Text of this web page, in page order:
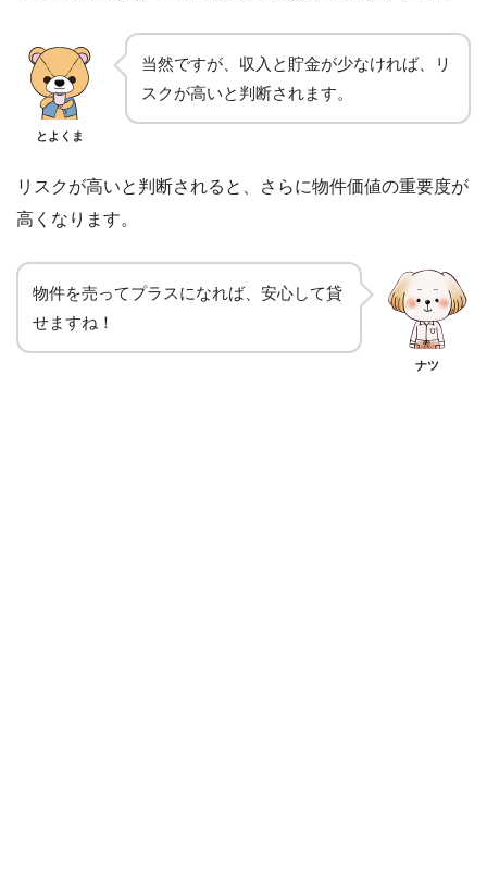
とよくま
当然ですが、収入と貯金が少なければ、リ
スクが高いと判断されます。
リスクが高いと判断されると、さらに物件価値の重要度が
高くなります。
物件を売ってプラスになれば、安心して貸
せますね！
ナツ